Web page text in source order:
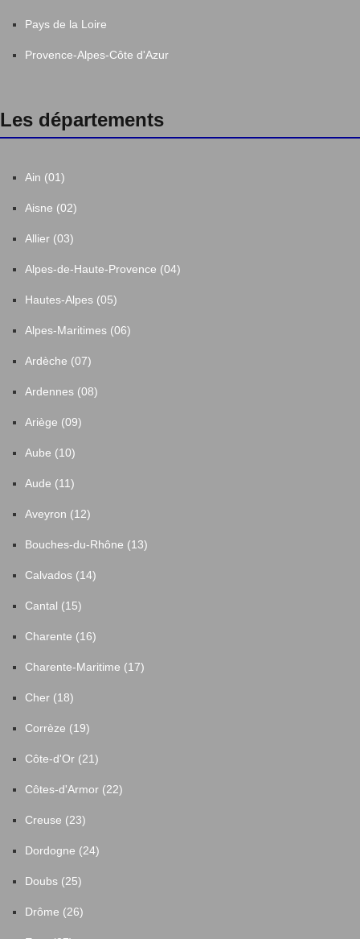
Pays de la Loire
Provence-Alpes-Côte d'Azur
Les départements
Ain (01)
Aisne (02)
Allier (03)
Alpes-de-Haute-Provence (04)
Hautes-Alpes (05)
Alpes-Maritimes (06)
Ardèche (07)
Ardennes (08)
Ariège (09)
Aube (10)
Aude (11)
Aveyron (12)
Bouches-du-Rhône (13)
Calvados (14)
Cantal (15)
Charente (16)
Charente-Maritime (17)
Cher (18)
Corrèze (19)
Côte-d'Or (21)
Côtes-d'Armor (22)
Creuse (23)
Dordogne (24)
Doubs (25)
Drôme (26)